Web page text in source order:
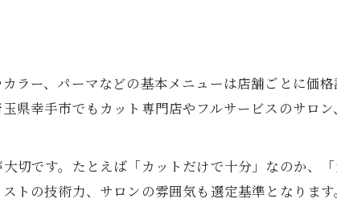
性の視点
室の傾向
を解説
ラー、パーマなどの基本メニューは店舗ごとに価
県幸手市でもカット専門店やフルサービスのサロン
切です。たとえば「カットだけで十分」なのか、「
トの技術力、サロンの雰囲気も選定基準となりま